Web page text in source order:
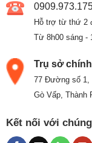
Hỗ trợ từ thứ 2
Từ 8h00 sáng -
Trụ sở chính
77 Đường số 1,
Gò Vấp, Thành
Kết nối với